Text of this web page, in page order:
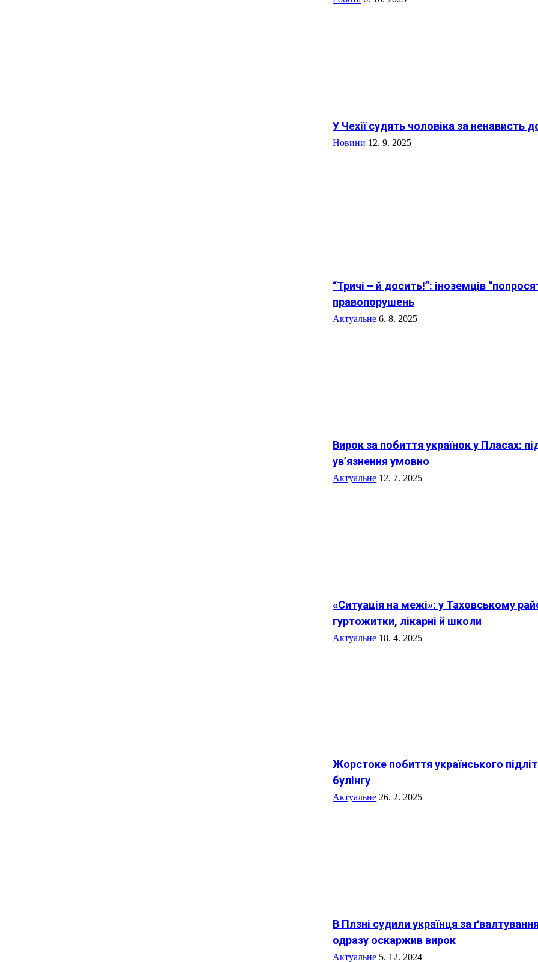
У Чехії судять чоловіка за ненависть
Новини 12. 9. 2025
“Тричі – й досить!”: іноземців
правопорушень
Актуальне 6. 8. 2025
Вирок за побиття українок у Пласах:
ув’язнення умовно
Актуальне 12. 7. 2025
«Ситуація на межі»: у Таховському
гуртожитки, лікарні й школи
Актуальне 18. 4. 2025
Жорстоке побиття українського
булінгу
Актуальне 26. 2. 2025
В Плзні судили українця за
одразу оскаржив вирок
Актуальне 5. 12. 2024